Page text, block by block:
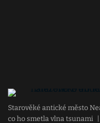
Starověké antické město
co ho smetla vlna tsunami